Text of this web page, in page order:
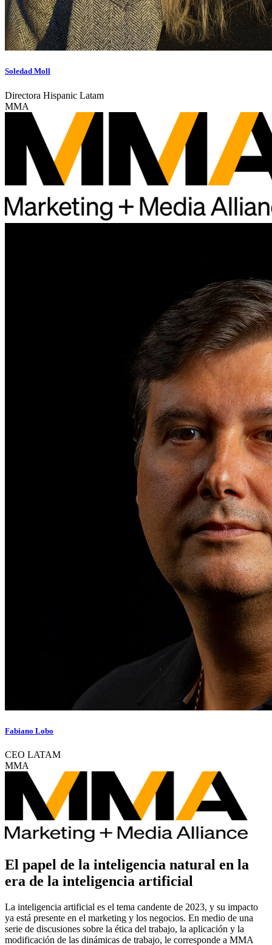
Soledad Moll
Directora Hispanic Latam
MMA
Fabiano Lobo
CEO LATAM
MMA
El papel de la inteligencia natural en la
era de la inteligencia artificial
La inteligencia artificial es el tema candente de 2023, y su impacto
ya está presente en el marketing y los negocios. En medio de una
serie de discusiones sobre la ética del trabajo, la aplicación y la
modificación de las dinámicas de trabajo, le corresponde a MMA